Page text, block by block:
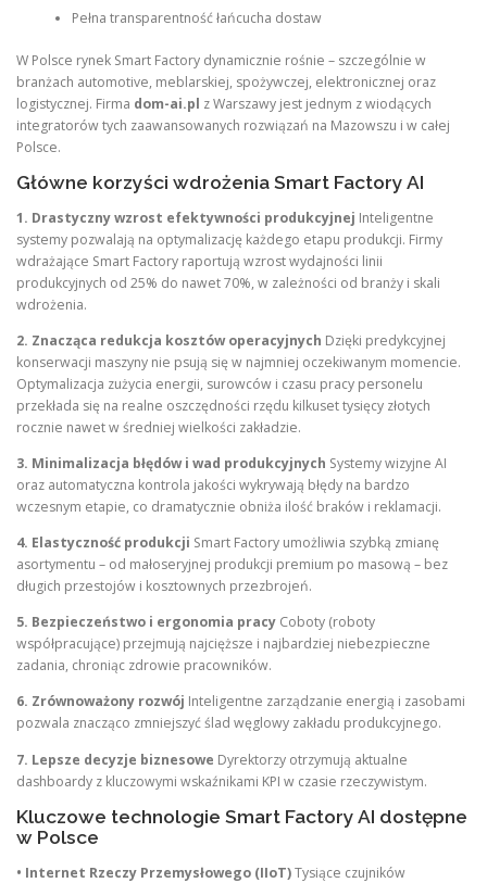
Pełna transparentność łańcucha dostaw
W Polsce rynek Smart Factory dynamicznie rośnie – szczególnie w
branżach automotive, meblarskiej, spożywczej, elektronicznej oraz
logistycznej. Firma dom-ai.pl z Warszawy jest jednym z wiodących
integratorów tych zaawansowanych rozwiązań na Mazowszu i w całej
Polsce.
Główne korzyści wdrożenia Smart Factory AI
1. Drastyczny wzrost efektywności produkcyjnej Inteligentne
systemy pozwalają na optymalizację każdego etapu produkcji. Firmy
wdrażające Smart Factory raportują wzrost wydajności linii
produkcyjnych od 25% do nawet 70%, w zależności od branży i skali
wdrożenia.
2. Znacząca redukcja kosztów operacyjnych Dzięki predykcyjnej
konserwacji maszyny nie psują się w najmniej oczekiwanym momencie.
Optymalizacja zużycia energii, surowców i czasu pracy personelu
przekłada się na realne oszczędności rzędu kilkuset tysięcy złotych
rocznie nawet w średniej wielkości zakładzie.
3. Minimalizacja błędów i wad produkcyjnych Systemy wizyjne AI
oraz automatyczna kontrola jakości wykrywają błędy na bardzo
wczesnym etapie, co dramatycznie obniża ilość braków i reklamacji.
4. Elastyczność produkcji Smart Factory umożliwia szybką zmianę
asortymentu – od małoseryjnej produkcji premium po masową – bez
długich przestojów i kosztownych przezbrojeń.
5. Bezpieczeństwo i ergonomia pracy Coboty (roboty
współpracujące) przejmują najcięższe i najbardziej niebezpieczne
zadania, chroniąc zdrowie pracowników.
6. Zrównoważony rozwój Inteligentne zarządzanie energią i zasobami
pozwala znacząco zmniejszyć ślad węglowy zakładu produkcyjnego.
7. Lepsze decyzje biznesowe Dyrektorzy otrzymują aktualne
dashboardy z kluczowymi wskaźnikami KPI w czasie rzeczywistym.
Kluczowe technologie Smart Factory AI dostępne
w Polsce
• Internet Rzeczy Przemysłowego (IIoT)Tysiące czujników